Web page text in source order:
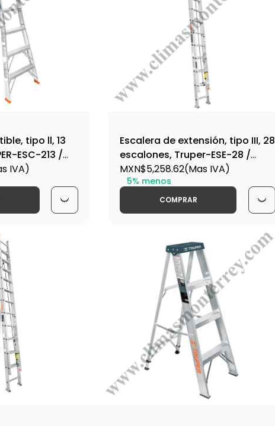
tipo ll, 13
ESC-213 /
IVA)
Escalera de extensión, tipo III, 28
escalones, Truper-ESE-28 /
16748
MXN$5,258.62(Mas IVA)
5% menos
COMPRAR